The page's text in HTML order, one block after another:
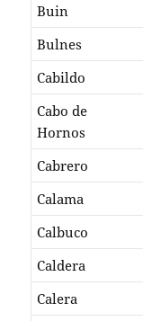
Buin
Bulnes
Cabildo
Cabo de
Hornos
Cabrero
Calama
Calbuco
Caldera
Calera